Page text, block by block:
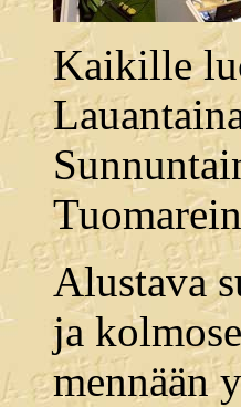
Kaikille
Alustava
ja
mennään